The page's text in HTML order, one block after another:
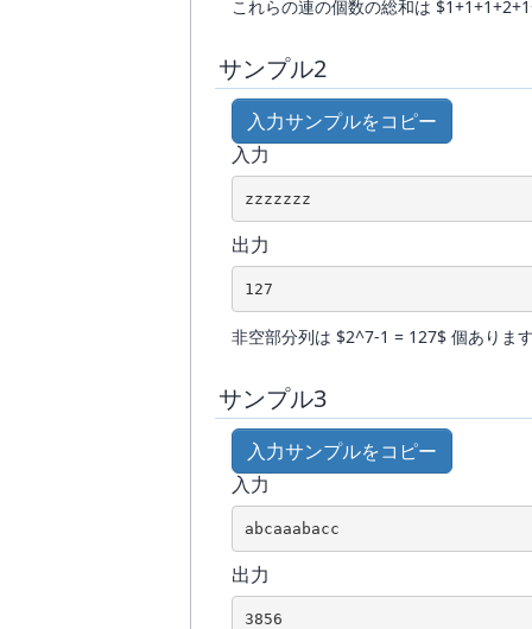
これらの連の個数の総和は
サンプル2
入力サンプルをコピー
入力
zzzzzzz
出力
127
非空部分列は $2^7-1 = 127$ 個ありま
サンプル3
入力サンプルをコピー
入力
abcaaabacc
出力
3856